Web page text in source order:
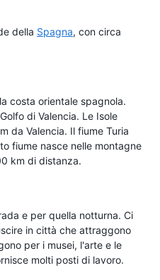
della Spagna, con circa
costa orientale spagnola.
di Valencia. Le Isole
da Valencia. Il fiume Turia
fiume nasce nelle montagne
km di distanza.
e per quella notturna. Ci
in città che attraggono
per i musei, l'arte e le
molti posti di lavoro.